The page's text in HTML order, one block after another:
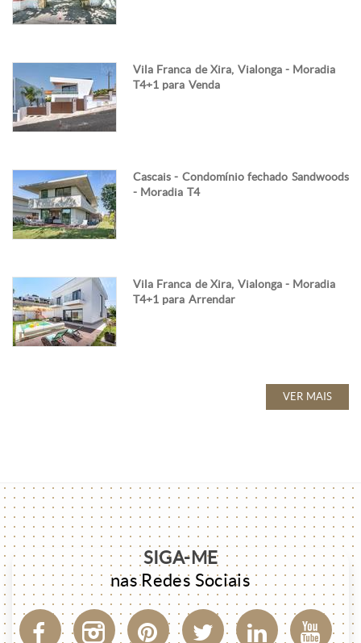
Vila Franca de Xira, Vialonga - Moradia
T4+1 para Venda
Cascais - Condomínio fechado Sandwoods
- Moradia T4
Vila Franca de Xira, Vialonga - Moradia
T4+1 para Arrendar
VER MAIS
SIGA-ME
nas Redes Sociais